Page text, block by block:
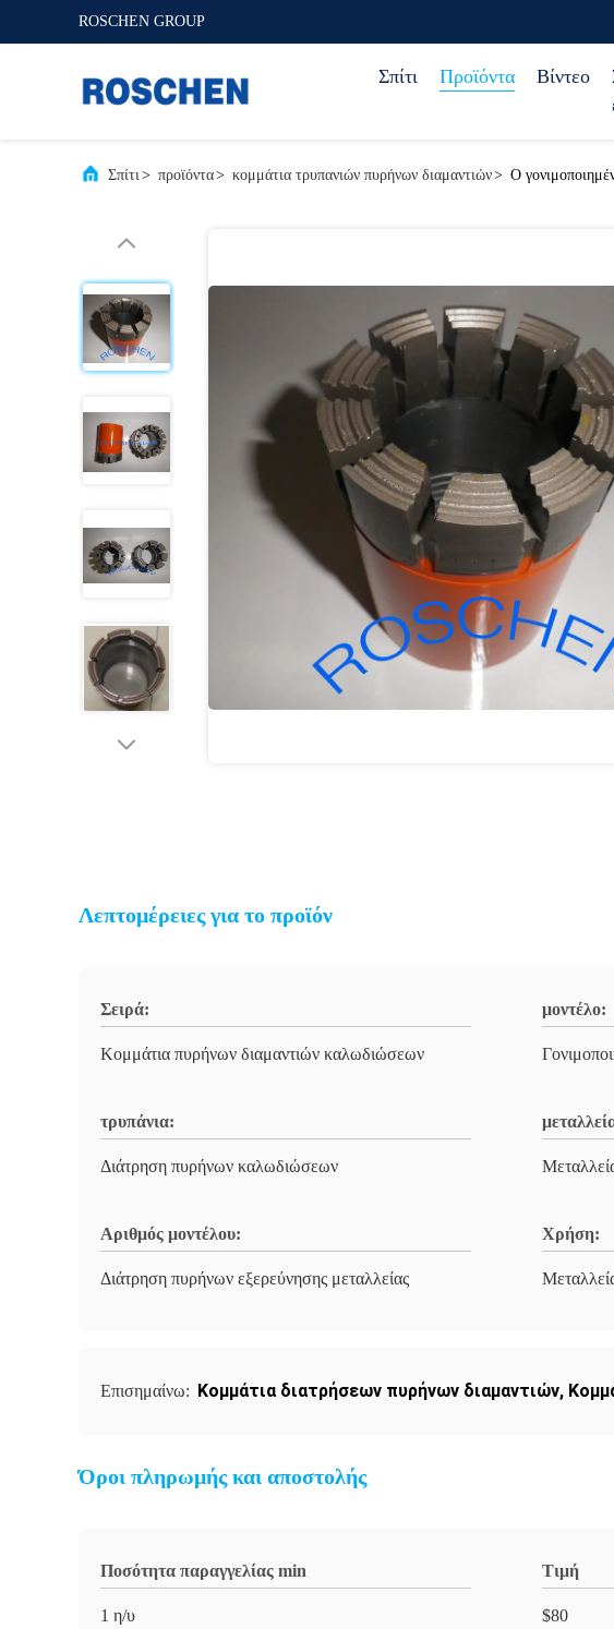
ROSCHEN GROUP
Σπίτι Προϊόντα Βίντεο
Σπίτι> προϊόντα> κομμάτια τρυπανιών πυρήνων διαμαντιών> Ο
Λεπτομέρειες για το προϊόν
Σειρά:
Κομμάτια πυρήνων διαμαντιών καλωδιώσεων
μοντέλο:
τρυπάνια:
Διάτρηση πυρήνων καλωδιώσεων
Αριθμός μοντέλου:
Διάτρηση πυρήνων εξερεύνησης μεταλλείας
Χρήση:
Επισημαίνω: Κομμάτια διατρήσεων πυρήνων διαμαντιών,
Όροι πληρωμής και αποστολής
Ποσότητα παραγγελίας min
1 η/υ
Τιμή
$80